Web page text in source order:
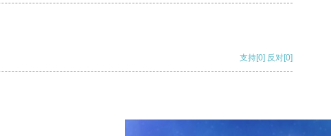
支持[0] 反对[0]